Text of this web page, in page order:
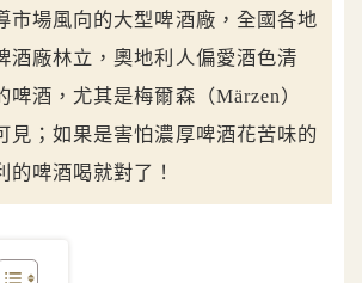
市場風向的大型啤酒廠，全國各地
酒廠林立，奧地利人偏愛酒色清
啤酒，尤其是梅爾森（Märzen）
見；如果是害怕濃厚啤酒花苦味的
的啤酒喝就對了！